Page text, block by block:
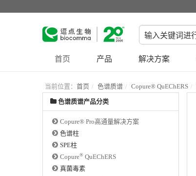
首页 产品 解决方案
当前位置： 首页 色谱质谱 Copure® QuEChERS
色谱质谱产品分类
Copure® Pro高通量解决方案
色谱柱
SPE柱
Copure® QuEChERS
真菌毒素